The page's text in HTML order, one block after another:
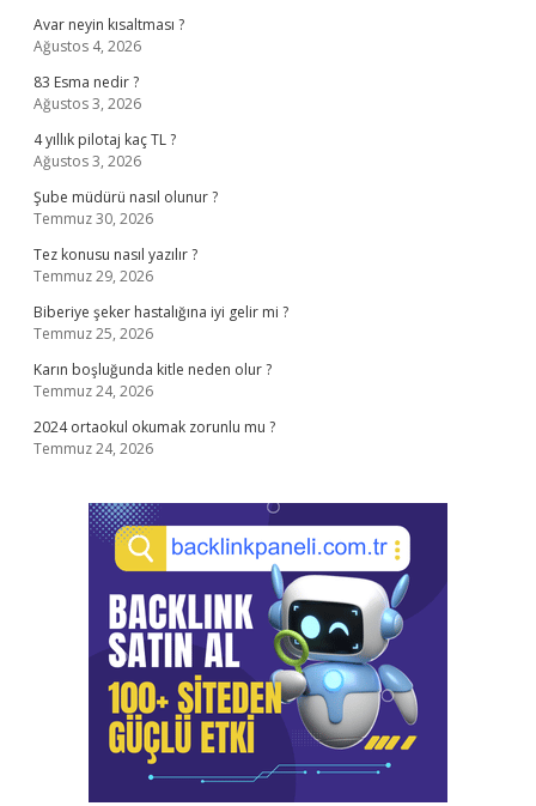
Avar neyin kısaltması ?
Ağustos 4, 2026
83 Esma nedir ?
Ağustos 3, 2026
4 yıllık pilotaj kaç TL ?
Ağustos 3, 2026
Şube müdürü nasıl olunur ?
Temmuz 30, 2026
Tez konusu nasıl yazılır ?
Temmuz 29, 2026
Biberiye şeker hastalığına iyi gelir mi ?
Temmuz 25, 2026
Karın boşluğunda kitle neden olur ?
Temmuz 24, 2026
2024 ortaokul okumak zorunlu mu ?
Temmuz 24, 2026